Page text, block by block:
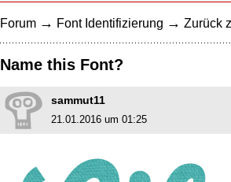
Forum → Font Identifizierung → Zurück
Name this Font?
sammut11
21.01.2016 um 01:25